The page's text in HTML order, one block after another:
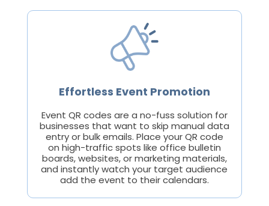
Effortless Event Promotion
Event QR codes are a no-fuss solution for
businesses that want to skip manual data
entry or bulk emails. Place your QR code
on high-traffic spots like office bulletin
boards, websites, or marketing materials,
and instantly watch your target audience
add the event to their calendars.